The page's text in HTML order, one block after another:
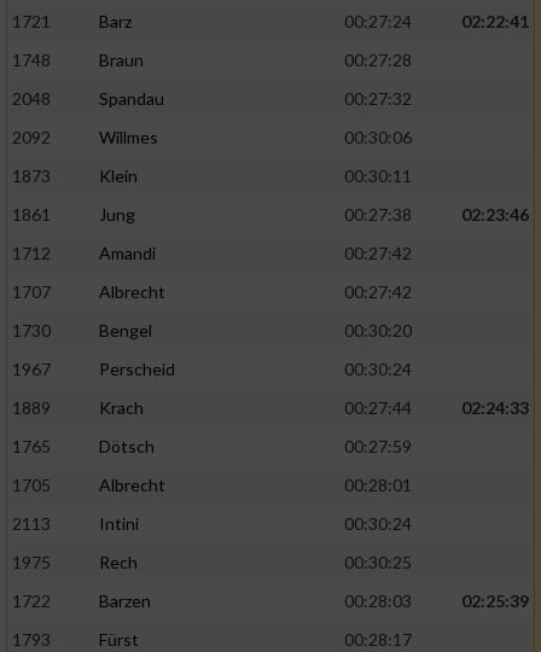
1721
Barz 00:27:24
02:22:41
1748
Braun
00:27:28
2048
Spandau
00:27:32
2092
Willmes
00:30:06
1873
Klein
00:30:11
1861
Jung 00:27:38
02:23:46
1712
Amandi
00:27:42
1707
Albrecht
00:27:42
1730
Bengel
00:30:20
1967
Perscheid
00:30:24
1889
Krach 00:27:44
02:24:33
1765
Dötsch
00:27:59
1705
Albrecht
00:28:01
2113
Intini
00:30:24
1975
Rech
00:30:25
1722
Barzen 00:28:03
02:25:39
1793
Fürst
00:28:17